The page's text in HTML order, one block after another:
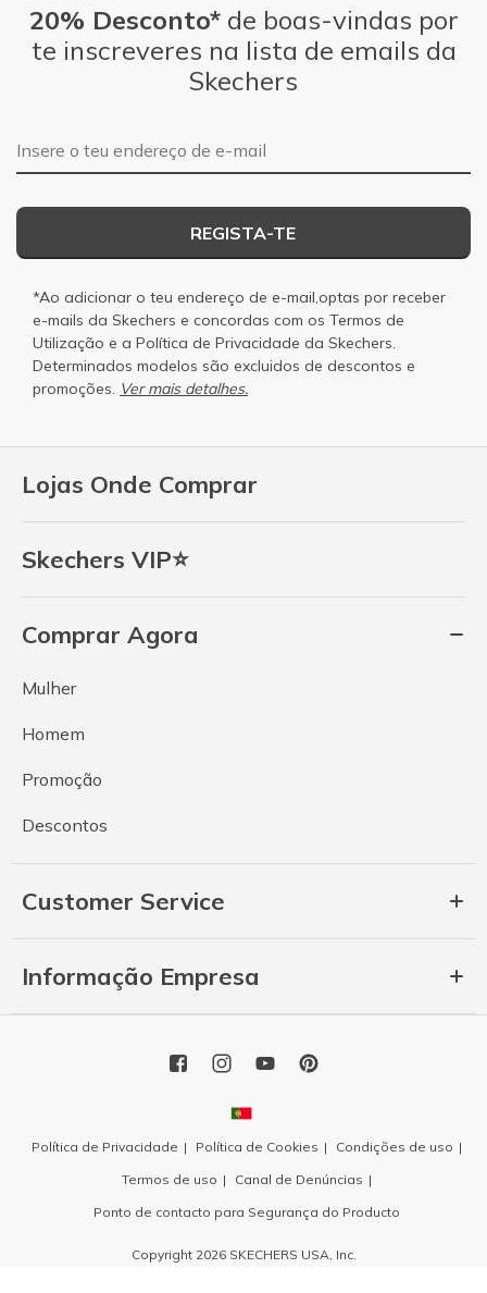
Lojas Onde Comprar
Skechers VIP⭐
Comprar Agora
Mulher
Homem
Promoção
Descontos
Customer Service
Informação Empresa
20% Desconto*de boas-vindas por
te inscreveres na lista de emails da
Skechers
Endereço de e-mail
REGISTA-TE
*Ao adicionar o teu endereço de e-mail,optas por receber
e-mails da Skechers e concordas com os Termos de
Utilização e a Política de Privacidade da Skechers.
Determinados modelos são excluidos de descontos e
promoções. Ver mais detalhes.
Política de Privacidade Política de Cookies
Condições de uso
Termos de uso
Canal de Denúncias
Ponto de contacto para Segurança do Producto
Copyright 2026 SKECHERS USA, Inc.